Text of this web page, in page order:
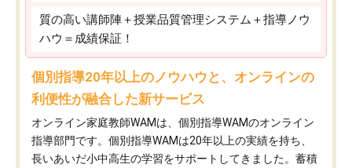
質の高い講師陣＋授業品質管理システム＋指導ノウ
ハウ＝成績保証！
個別指導20年以上のノウハウと、オンラインの
利便性が融合した新サービス
オンライン家庭教師WAMは、個別指導WAMのオンライン
指導部門です。個別指導WAMは20年以上の実績を持ち、
長いあいだ小中高生の学習をサポートしてきました。蓄積